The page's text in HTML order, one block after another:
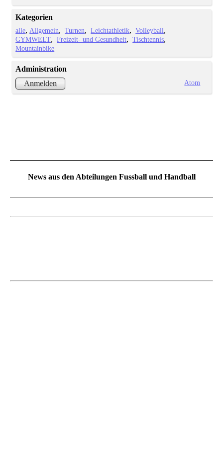
Kategorien
alle Allgemein Turnen Leichtathletik
Volleyball
GYMWELT
Freizeit- und Gesundheit
Tischtennis
Mountainbike
Administration
Anmelden
Atom
News aus den Abteilungen Fussball und Handball